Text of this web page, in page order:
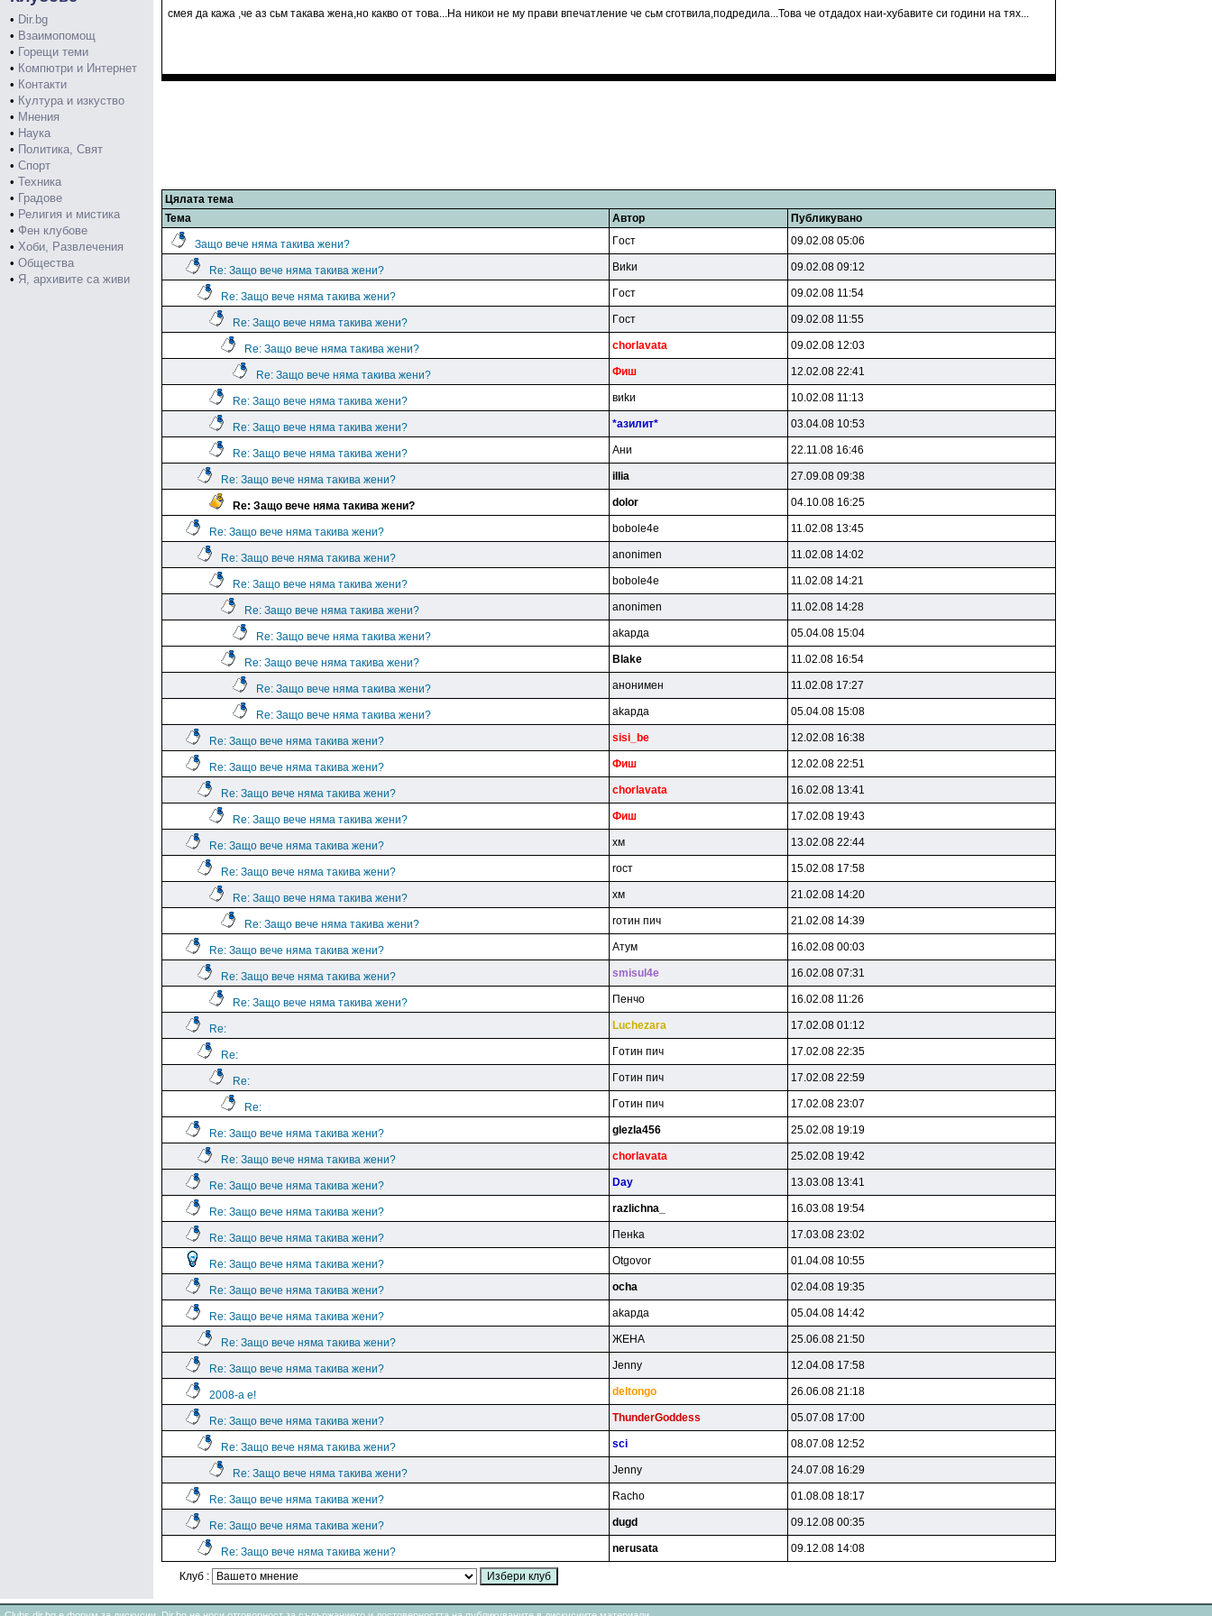
• Dir.bg
• Взаимопомощ
• Горещи теми
• Компютри и Интернет
• Контакти
• Култура и изкуство
• Мнения
• Наука
• Политика, Свят
• Спорт
• Техника
• Градове
• Религия и мистика
• Фен клубове
• Хоби, Развлечения
• Общества
• Я, архивите са живи
смея да кажа ,че аз сьм такава жена,но какво от това...На никои не му прави впечатление че сьм сготвила,подредила...Това че отдадох наи-хубавите си години на тях...
Цялата тема
Тема
Автор Публикувано
Защо вече няма такива жени? Гocт 09.02.08 05:06
Re: Защо вече няма такива жени? Bиkи 09.02.08 09:12
Re: Защо вече няма такива жени? Гocт 09.02.08 11:54
Re: Защо вече няма такива жени? Гocт 09.02.08 11:55
Re: Защо вече няма такива жени? chorlavata 09.02.08 12:03
Re: Защо вече няма такива жени? Фиш 12.02.08 22:41
Re: Защо вече няма такива жени? виkи 10.02.08 11:13
Re: Защо вече няма такива жени? *aзилит* 03.04.08 10:53
Re: Защо вече няма такива жени? Aни 22.11.08 16:46
Re: Защо вече няма такива жени? illia 27.09.08 09:38
Re: Защо вече няма такива жени? dolor 04.10.08 16:25
Re: Защо вече няма такива жени? bobole4e 11.02.08 13:45
Re: Защо вече няма такива жени? anonimen 11.02.08 14:02
Re: Защо вече няма такива жени? bobole4e 11.02.08 14:21
Re: Защо вече няма такива жени? anonimen 11.02.08 14:28
Re: Защо вече няма такива жени? akapдa 05.04.08 15:04
Re: Защо вече няма такива жени? Blake 11.02.08 16:54
Re: Защо вече няма такива жени? aнoнимeн 11.02.08 17:27
Re: Защо вече няма такива жени? akapдa 05.04.08 15:08
Re: Защо вече няма такива жени? sisi_be 12.02.08 16:38
Re: Защо вече няма такива жени? Фиш 12.02.08 22:51
Re: Защо вече няма такива жени? chorlavata 16.02.08 13:41
Re: Защо вече няма такива жени? Фиш 17.02.08 19:43
Re: Защо вече няма такива жени? xм 13.02.08 22:44
Re: Защо вече няма такива жени? rocт 15.02.08 17:58
Re: Защо вече няма такива жени? xм 21.02.08 14:20
Re: Защо вече няма такива жени? roтин пич 21.02.08 14:39
Re: Защо вече няма такива жени? Aтyм 16.02.08 00:03
Re: Защо вече няма такива жени? smisul4e 16.02.08 07:31
Re: Защо вече няма такива жени? Пeнчo 16.02.08 11:26
Re: Luchezara 17.02.08 01:12
Re: Гoтин пич 17.02.08 22:35
Re: Гoтин пич 17.02.08 22:59
Re: Гoтин пич 17.02.08 23:07
Re: Защо вече няма такива жени? glezla456 25.02.08 19:19
Re: Защо вече няма такива жени? chorlavata 25.02.08 19:42
Re: Защо вече няма такива жени? Day 13.03.08 13:41
Re: Защо вече няма такива жени? razlichna_ 16.03.08 19:54
Re: Защо вече няма такива жени? Пeнka 17.03.08 23:02
Re: Защо вече няма такива жени? Otgovor 01.04.08 10:55
Re: Защо вече няма такива жени? ocha 02.04.08 19:35
Re: Защо вече няма такива жени? akapдa 05.04.08 14:42
Re: Защо вече няма такива жени? ЖEHA 25.06.08 21:50
Re: Защо вече няма такива жени? Jenny 12.04.08 17:58
2008-a e! deltongo 26.06.08 21:18
Re: Защо вече няма такива жени? ThunderGoddess 05.07.08 17:00
Re: Защо вече няма такива жени? sci 08.07.08 12:52
Re: Защо вече няма такива жени? Jenny 24.07.08 16:29
Re: Защо вече няма такива жени? Racho 01.08.08 18:17
Re: Защо вече няма такива жени? dugd 09.12.08 00:35
Re: Защо вече няма такива жени? nerusata 09.12.08 14:08
Клуб :